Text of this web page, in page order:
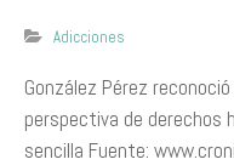
Adicciones
​González Pérez
perspectiva de derechos
sencilla Fuente: